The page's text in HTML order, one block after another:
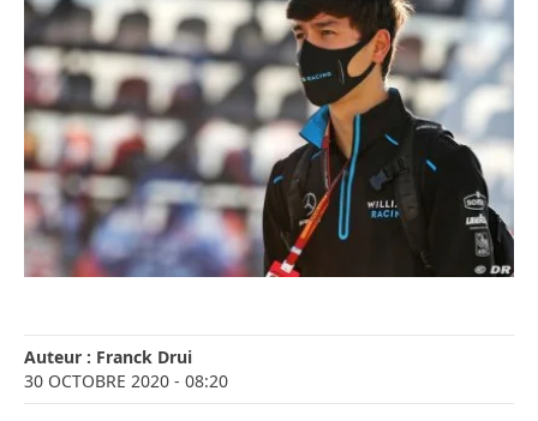
Auteur : Franck Drui
30 OCTOBRE 2020 - 08:20